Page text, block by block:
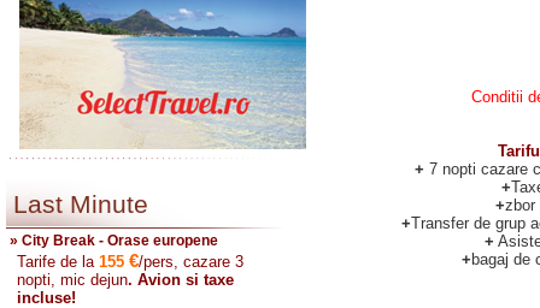
Last Minute
» City Break - Orase europene
Tarife de la 155 €/pers, cazare 3
nopti, mic dejun. Avion si taxe
incluse!
Conditii
+ 7 nopti cazare
+
+zbor
+Transfer de grup
+
+ bagaj de